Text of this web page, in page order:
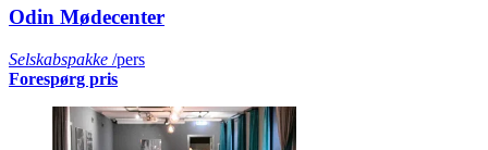
Odin Mødecenter
Selskabspakke /pers
Forespørg pris